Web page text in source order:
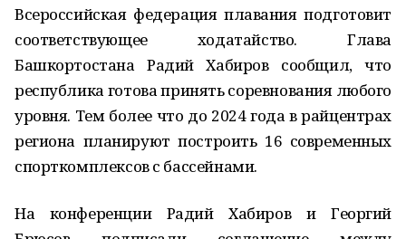
Всероссийская федерация плавания подготовит
соответствующее ходатайство. Глава
Башкортостана Радий Хабиров сообщил, что
республика готова принять соревнования любого
уровня. Тем более что до 2024 года в райцентрах
региона планируют построить 16 современных
спорткомплексов с бассейнами.
На конференции Радий Хабиров и Георгий